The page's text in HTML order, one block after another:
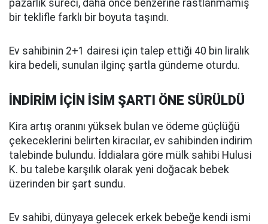
pazarlık süreci, daha önce benzerine rastlanmamış
bir teklifle farklı bir boyuta taşındı.
Ev sahibinin 2+1 dairesi için talep ettiği 40 bin liralık
kira bedeli, sunulan ilginç şartla gündeme oturdu.
İNDİRİM İÇİN İSİM ŞARTI ÖNE SÜRÜLDÜ
Kira artış oranını yüksek bulan ve ödeme güçlüğü
çekeceklerini belirten kiracılar, ev sahibinden indirim
talebinde bulundu. İddialara göre mülk sahibi Hulusi
K. bu talebe karşılık olarak yeni doğacak bebek
üzerinden bir şart sundu.
Ev sahibi, dünyaya gelecek erkek bebeğe kendi ismi